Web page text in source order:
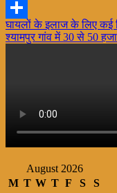
X
Share
Post
navigation
घायलों के इलाज के लिए कई
श्यामपुर गांव में 30 से 50
August 2026
M T W T F S
S